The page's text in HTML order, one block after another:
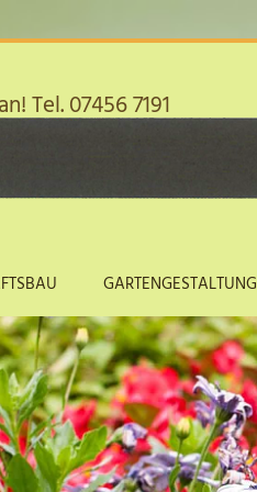
Tel.07456 7191
GARTENGESTALTUNG